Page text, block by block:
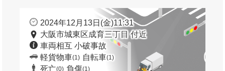
2024年12月13日(金)11:31
大阪市城東区成育三丁目 付近
車両相互 小破事故
軽貨物車(1) 自転車(1)
死亡(0) 負傷(1)